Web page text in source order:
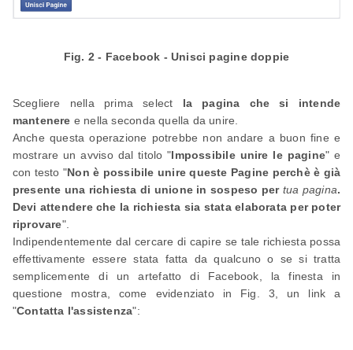
Fig. 2 - Facebook - Unisci pagine doppie
Scegliere nella prima select la pagina che si intende
mantenere e nella seconda quella da unire.
Anche questa operazione potrebbe non andare a buon fine e
mostrare un avviso dal titolo "Impossibile unire le pagine" e
con testo "Non è possibile unire queste Pagine perchè è già
presente una richiesta di unione in sospeso per tua pagina.
Devi attendere che la richiesta sia stata elaborata per poter
riprovare".
Indipendentemente dal cercare di capire se tale richiesta possa
effettivamente essere stata fatta da qualcuno o se si tratta
semplicemente di un artefatto di Facebook, la finesta in
questione mostra, come evidenziato in Fig. 3, un link a
"Contatta l'assistenza":